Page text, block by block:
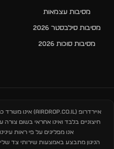
מסיבות עצמאות
מסיבות סילבסטר 2026
מסיבות סוכות 2026
איירדרופ (AIRDROP.CO.IL) אינו משרד
חיצוניים בלבד ואינו אחראי בשום צורה
אנו מפליגים על פי ראות
הניגון מתבצע באמצעות שירותי צד